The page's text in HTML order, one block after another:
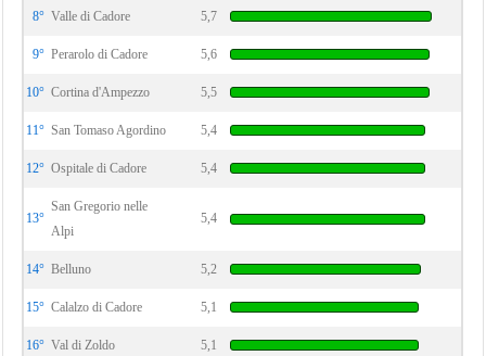
8° Valle di Cadore 5,7
9° Perarolo di Cadore 5,6
10° Cortina d'Ampezzo 5,5
11° San Tomaso Agordino 5,4
12° Ospitale di Cadore 5,4
13°
San Gregorio nelle
Alpi
5,4
14° Belluno 5,2
15° Calalzo di Cadore 5,1
16° Val di Zoldo 5,1